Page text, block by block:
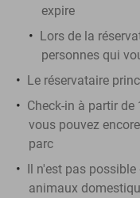
expire
Lors de la
personnes qui
Le réservataire
Check-in à partir
vous pouvez
parc
Il n'est pas possible
animaux